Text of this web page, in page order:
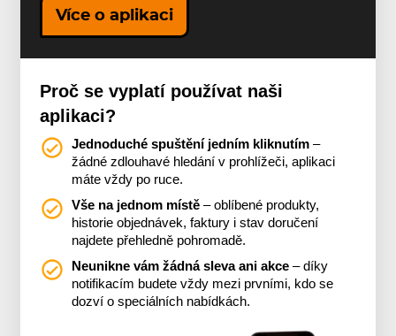
Více o aplikaci
Proč se vyplatí používat naši
aplikaci?
Jednoduché spuštění jedním kliknutím –
žádné zdlouhavé hledání v prohlížeči, aplikaci
máte vždy po ruce.
Vše na jednom místě – oblíbené produkty,
historie objednávek, faktury i stav doručení
najdete přehledně pohromadě.
Neunikne vám žádná sleva ani akce – díky
notifikacím budete vždy mezi prvními, kdo se
dozví o speciálních nabídkách.